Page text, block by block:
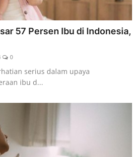
57 Persen Ibu di Indonesia,
0
serius dalam upaya
ibu d...